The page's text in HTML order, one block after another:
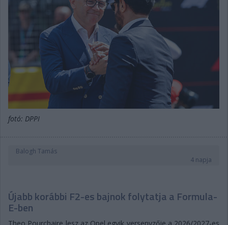
fotó: DPPI
Balogh Tamás
4 napja
Újabb korábbi F2-es bajnok folytatja a Formula-
E-ben
Theo Pourchaire lesz az Opel egyik versenyzője a 2026/2027-es